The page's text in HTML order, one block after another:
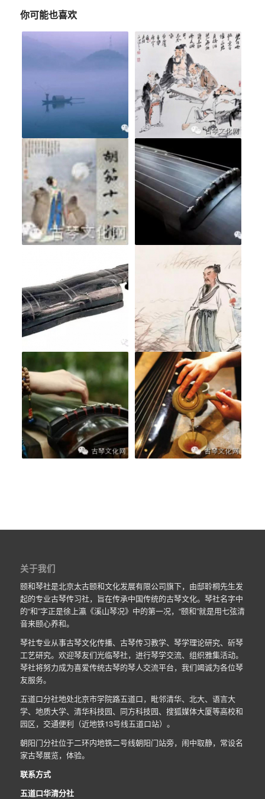
你可能也喜欢
关于我们
颐和琴社是北京太古颐和文化发展有限公司旗下，由邸聆桐先生发
起的专业古琴传习社，旨在传承中国传统的古琴文化。琴社名字中
的“和”字正是徐上瀛《溪山琴况》中的第一况，“颐和”就是用七弦清
音来颐心养和。
琴社专业从事古琴文化传播、古琴传习教学、琴学理论研究、斫琴
工艺研究。欢迎琴友们光临琴社，进行琴学交流、组织雅集活动。
琴社将努力成为喜爱传统古琴的琴人交流平台，我们竭诚为各位琴
友服务。
五道口分社地处北京市学院路五道口，毗邻清华、北大、语言大
学、地质大学、清华科技园、同方科技园、搜狐媒体大厦等高校和
园区，交通便利（近地铁13号线五道口站）。
朝阳门分社位于二环内地铁二号线朝阳门站旁，闹中取静，常设名
家古琴展览，体验。
联系方式
五道口华清分社